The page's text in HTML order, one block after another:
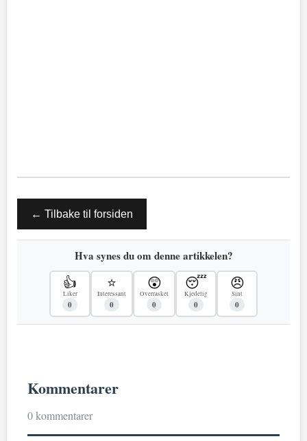
← Tilbake til forsiden
Hva synes du om denne artikkelen?
👍
Liker
0
⭐
Interessant
0
😲
Overrasket
0
😴
Kjedelig
0
😠
Sint
0
Kommentarer
0 kommentarer